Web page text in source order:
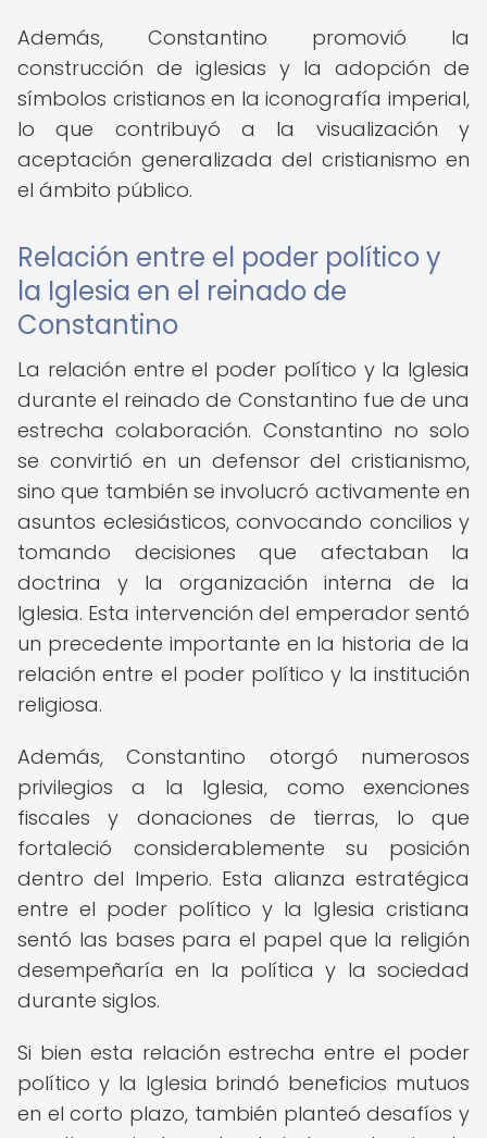
Además, Constantino promovió la
construcción de iglesias y la adopción de
símbolos cristianos en la iconografía imperial,
lo que contribuyó a la visualización y
aceptación generalizada del cristianismo en
el ámbito público.
Relación entre el poder político y
la Iglesia en el reinado de
Constantino
La relación entre el poder político y la Iglesia
durante el reinado de Constantino fue de una
estrecha colaboración. Constantino no solo
se convirtió en un defensor del cristianismo,
sino que también se involucró activamente en
asuntos eclesiásticos, convocando concilios y
tomando decisiones que afectaban la
doctrina y la organización interna de la
Iglesia. Esta intervención del emperador sentó
un precedente importante en la historia de la
relación entre el poder político y la institución
religiosa.
Además, Constantino otorgó numerosos
privilegios a la Iglesia, como exenciones
fiscales y donaciones de tierras, lo que
fortaleció considerablemente su posición
dentro del Imperio. Esta alianza estratégica
entre el poder político y la Iglesia cristiana
sentó las bases para el papel que la religión
desempeñaría en la política y la sociedad
durante siglos.
Si bien esta relación estrecha entre el poder
político y la Iglesia brindó beneficios mutuos
en el corto plazo, también planteó desafíos y